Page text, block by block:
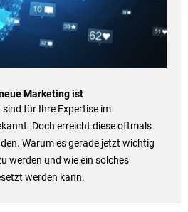
Marketing ist
für Ihre Expertise im
Doch erreicht diese oftmals
Warum es gerade jetzt wichtig
werden und wie ein solches
werden kann.